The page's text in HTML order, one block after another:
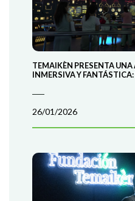
TEMAIKÈN PRESENTA
INMERSIVA Y FANTÁSTICA:
26/01/2026